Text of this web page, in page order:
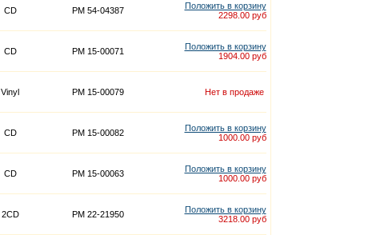
CD PM 54-04387
Положить в корзину
2298.00 руб
CD PM 15-00071
Положить в корзину
1904.00 руб
Vinyl PM 15-00079 Нет в продаже
CD PM 15-00082
Положить в корзину
1000.00 руб
CD PM 15-00063
Положить в корзину
1000.00 руб
2CD PM 22-21950
Положить в корзину
3218.00 руб